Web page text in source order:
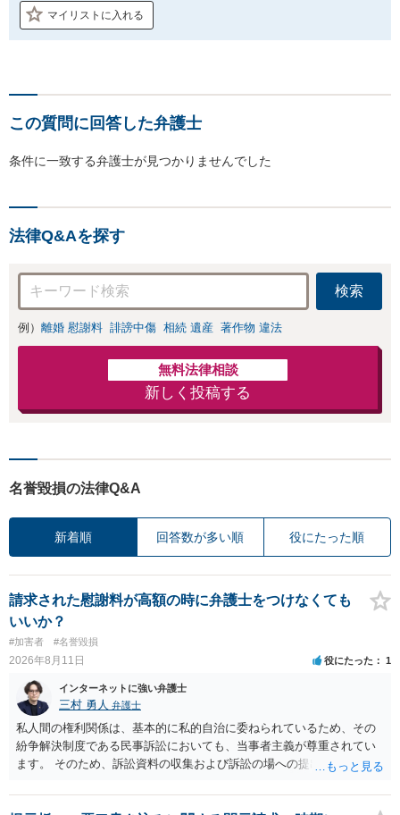
マイリストに入れる
この質問に回答した弁護士
条件に一致する弁護士が見つかりませんでした
法律Q&Aを探す
検索
例） 離婚 慰謝料 誹謗中傷 相続 遺産 著作物 違法
無料法律相談
新しく投稿する
名誉毀損の法律Q&A
新着順 回答数が多い順 役にたった順
請求された慰謝料が高額の時に弁護士をつけなくても
いいか？
#加害者 #名誉毀損
2026年8月11日 役にたった 1
インターネットに強い弁護士
三村 勇人 弁護士
私人間の権利関係は、基本的に私的自治に委ねられているため、その
紛争解決制度である民事訴訟においても、当事者主義が尊重されてい
ます。 そのため、訴訟資料の収集および訴訟の場への提出は、当事者
底されていますので、出席だけすれば良いというわけではございませ